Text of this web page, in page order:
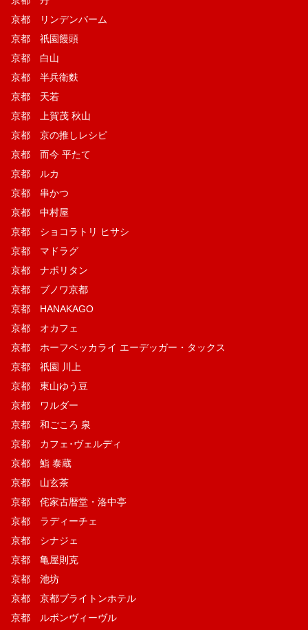
京都 リンデンバーム
京都 祇園饅頭
京都 白山
京都 半兵衛麩
京都 天若
京都 上賀茂 秋山
京都 京の推しレシピ
京都 而今 平たて
京都 ルカ
京都 串かつ
京都 中村屋
京都 ショコラトリ ヒサシ
京都 マドラグ
京都 ナポリタン
京都 ブノワ京都
京都 HANAKAGO
京都 オカフェ
京都 ホーフベッカライ エーデッガー・タックス
京都 祇園 川上
京都 東山ゆう豆
京都 ワルダー
京都 和ごころ 泉
京都 カフェ･ヴェルディ
京都 鮨 泰蔵
京都 山玄茶
京都 侘家古暦堂・洛中亭
京都 ラディーチェ
京都 シナジェ
京都 亀屋則克
京都 池坊
京都 京都ブライトンホテル
京都 ルボンヴィーヴル